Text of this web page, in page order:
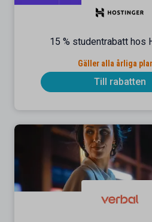
15 % studentrabatt hos
Gäller alla årliga
Till rabatten